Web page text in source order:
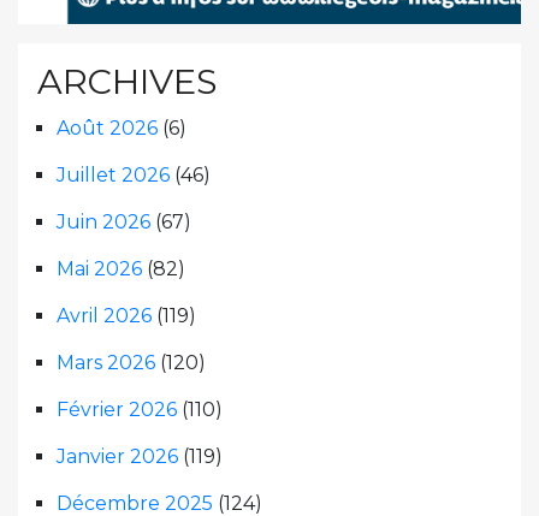
ARCHIVES
Août 2026 (6)
Juillet 2026 (46)
Juin 2026 (67)
Mai 2026 (82)
Avril 2026 (119)
Mars 2026 (120)
Février 2026 (110)
Janvier 2026 (119)
Décembre 2025 (124)